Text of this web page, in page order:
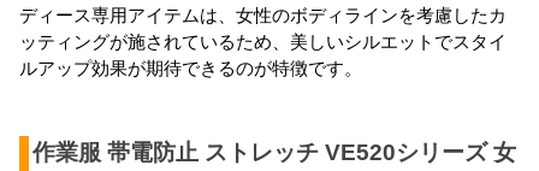
ディース専用アイテムは、女性のボディラインを考慮したカ
ッティングが施されているため、美しいシルエットでスタイ
ルアップ効果が期待できるのが特徴です。
作業服 帯電防止 ストレッチ VE520シリーズ 女